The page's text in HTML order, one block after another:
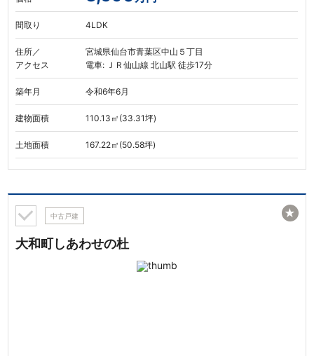
間取り 4LDK
住所／
アクセス
宮城県仙台市青葉区中山５丁目
電車: ＪＲ仙山線 北山駅 徒歩17分
築年月 令和6年6月
建物面積 110.13㎡(33.31坪)
土地面積 167.22㎡(50.58坪)
中古戸建
大和町しあわせの杜
★